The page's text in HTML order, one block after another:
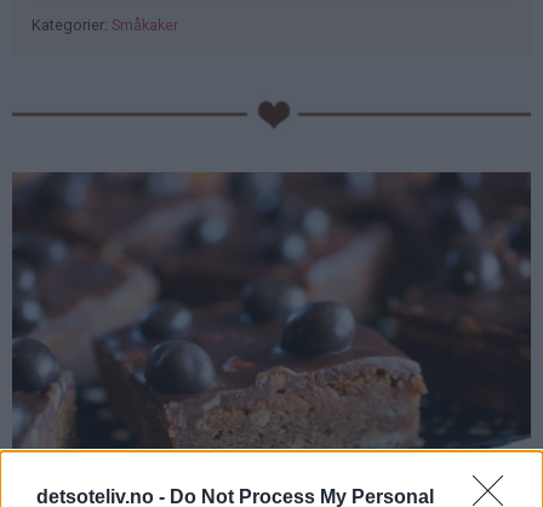
detsoteliv.no - Do Not Process My Personal
Kategorier: Småkaker
PubGalaxy